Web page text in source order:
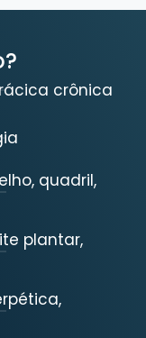
crônica
quadril,
plantar,